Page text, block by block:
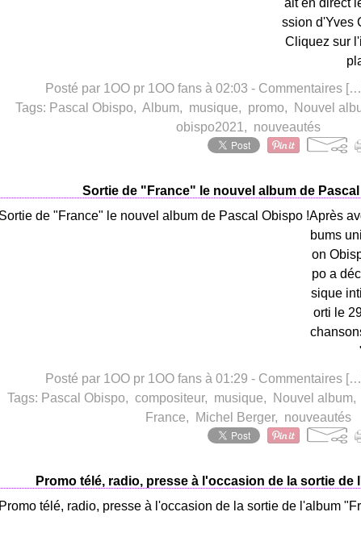
ait en direct
ssion d'Yves
Cliquez sur
Posté par 1OO pr 1OO fans à 02:03 - Commentaires […
Tags: Pascal Obispo, Album, musique, promo, Nouvel
obispo2021 , nouveautés
Sortie de "France" le nouvel album de
Après
bums
on
po a
sique
orti le
Posté par 1OO pr 1OO fans à 01:29 - Commentaires […
Tags: Pascal Obispo, compositeur, musique, Nouvel album,
France, Michel Berger, nouveautés
Promo télé, radio, presse à l'occasion de la sortie de